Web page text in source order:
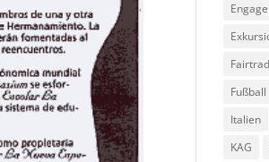
Fußball
Italien
KAG